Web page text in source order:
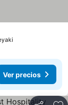
Ver precios